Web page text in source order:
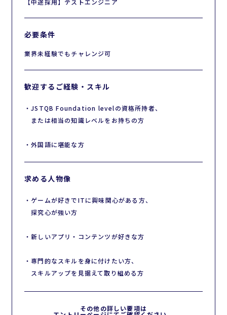
必要条件
業界未経験でもチャレンジ可
歓迎するご経験・スキル
・JSTQB Foundation levelの資格所持者、
または相当の知識レベルをお持ちの方
・外国語に堪能な⽅
求める人物像
・ゲームが好きでITに興味関心がある方、
探究心が強い方
・新しいアプリ・コンテンツが好きな方
・専門的なスキルを身に付けたい方、
スキルアップを見据えて取り組める方
その他の詳しい要項は
ENTRY